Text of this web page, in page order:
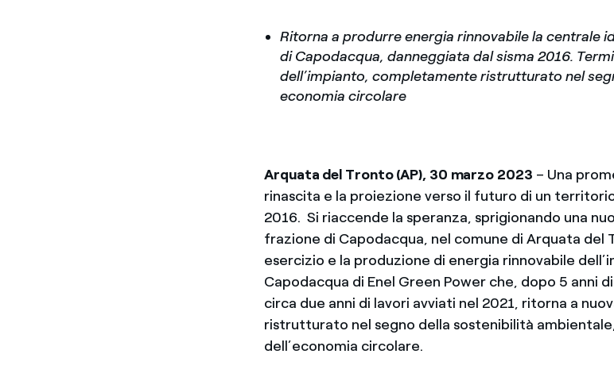
Ritorna a produrre energia rinnovabile la centrale
di Capodacqua, danneggiata dal sisma 2016.
dell’impianto, completamente ristrutturato nel
economia circolare
Arquata del Tronto (AP), 30 marzo 2023 – Una
rinascita e la proiezione verso il futuro di un
2016. Si riaccende la speranza, sprigionando una
frazione di Capodacqua, nel comune di Arquata del
esercizio e la produzione di energia rinnovabile
Capodacqua di Enel Green Power che, dopo 5 anni
circa due anni di lavori avviati nel 2021, ritorna a
ristrutturato nel segno della sostenibilità
dell’economia circolare.